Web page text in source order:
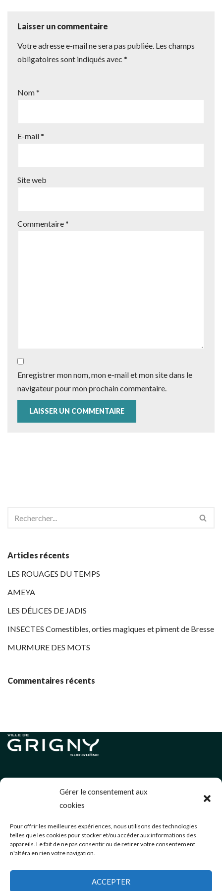
Gérer le consentement aux
cookies
Pour offrir les meilleures expériences, nous utilisons des technologies
telles que les cookies pour stocker et/ou accéder aux informations des
appareils. Le fait de ne pas consentir ou de retirer votre consentement
n'altéra en rien votre navigation.
ACCEPTER
Laisser un commentaire
Votre adresse e-mail ne sera pas publiée. Les champs
obligatoires sont indiqués avec *
Nom*
E-mail*
Site web
Commentaire*
Enregistrer mon nom, mon e-mail et mon site dans le
navigateur pour mon prochain commentaire.
Articles récents
LES ROUAGES DU TEMPS
AMEYA
LES DÉLICES DE JADIS
INSECTES Comestibles, orties magiques et piment de Bresse
MURMURE DES MOTS
Commentaires récents
Politique de cookies (UE)
Éditions précédentes
04 72 49 52 49